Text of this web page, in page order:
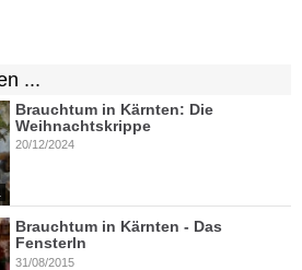
...
Brauchtum in Kärnten: Die
Weihnachtskrippe
20/12/2024
Brauchtum in Kärnten - Das
Fensterln
31/08/2015